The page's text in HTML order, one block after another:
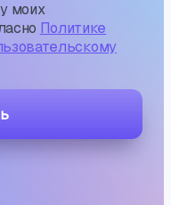
моих
Политике